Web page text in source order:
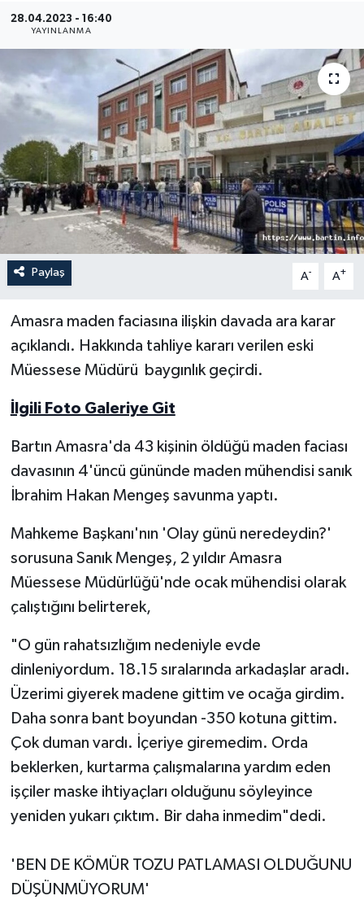
28.04.2023 - 16:40
YAYINLANMA
Paylaş A- A+
Amasra maden faciasına ilişkin davada ara karar
açıklandı. Hakkında tahliye kararı verilen eski
Müessese Müdürü baygınlık geçirdi.
İlgili Foto Galeriye Git
Bartın Amasra'da 43 kişinin öldüğü maden faciası
davasının 4'üncü gününde maden mühendisi sanık
İbrahim Hakan Mengeş savunma yaptı.
Mahkeme Başkanı'nın 'Olay günü neredeydin?'
sorusuna Sanık Mengeş, 2 yıldır Amasra
Müessese Müdürlüğü'nde ocak mühendisi olarak
çalıştığını belirterek,
"O gün rahatsızlığım nedeniyle evde
dinleniyordum. 18.15 sıralarında arkadaşlar aradı.
Üzerimi giyerek madene gittim ve ocağa girdim.
Daha sonra bant boyundan -350 kotuna gittim.
Çok duman vardı. İçeriye giremedim. Orda
beklerken, kurtarma çalışmalarına yardım eden
işçiler maske ihtiyaçları olduğunu söyleyince
yeniden yukarı çıktım. Bir daha inmedim"dedi.
'BEN DE KÖMÜR TOZU PATLAMASI OLDUĞUNU
DÜŞÜNMÜYORUM'
Medya
Sağlık
Sinema
Sivil Toplum
Siyaset
Spor
Tarım
Turizm
Yaşam
Yerel Yönetimler
DÜNYA